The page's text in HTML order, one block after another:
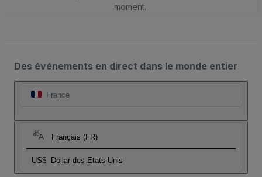
moment.
Des événements en direct dans le monde entier
France
Français (FR)
US$ Dollar des Etats-Unis